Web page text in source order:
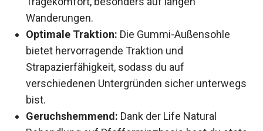
Wanderungen.
Optimale Traktion:
bietet hervorragende Traktion und
Strapazierfähigkeit, sodass du auf
verschiedenen Untergründen sicher
unterwegs bist.
Geruchshemmend:
Behandlung auf Pfefferminzbasis hast du